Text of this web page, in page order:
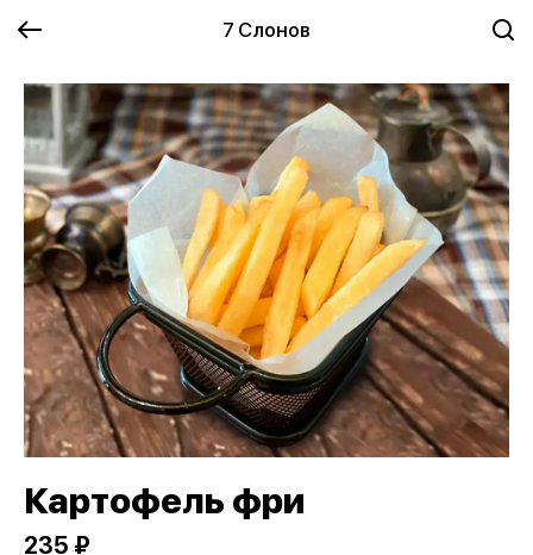
7 Слонов
Картофель фри
235 ₽